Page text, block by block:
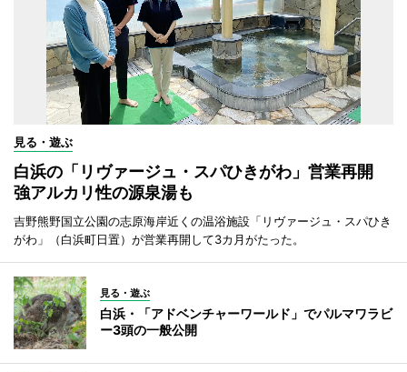
見る・遊ぶ
白浜の「リヴァージュ・スパひきがわ」営業再開
強アルカリ性の源泉湯も
吉野熊野国立公園の志原海岸近くの温浴施設「リヴァージュ・スパひき
がわ」（白浜町日置）が営業再開して3カ月がたった。
見る・遊ぶ
白浜・「アドベンチャーワールド」でパルマワラビ
ー3頭の一般公開